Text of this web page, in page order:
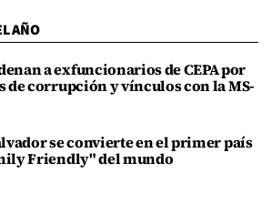
AÑO
a exfuncionarios de CEPA por
de corrupción y vínculos con la MS-
se convierte en el primer país
Friendly" del mundo